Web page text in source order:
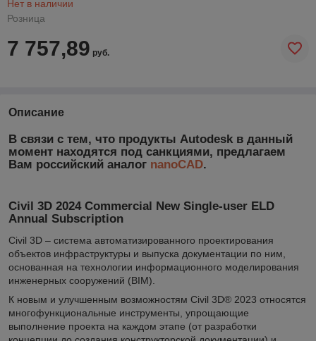
Нет в наличии
Розница
7 757,89 руб.
Описание
В связи с тем, что продукты Autodesk в данный
момент находятся под санкциями, предлагаем
Вам российский аналог nanoCAD.
Civil 3D 2024 Commercial New Single-user ELD
Annual Subscription
Civil 3D – система автоматизированного проектирования
объектов инфраструктуры и выпуска документации по ним,
основанная на технологии информационного моделирования
инженерных сооружений (BIM).
К новым и улучшенным возможностям Civil 3D® 2023 относятся
многофункциональные инструменты, упрощающие
выполнение проекта на каждом этапе (от разработки